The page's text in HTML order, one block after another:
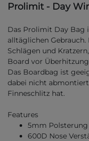
Prolimit - Day
Das Prolimit Day Bag
alltäglichen
Schlägen und
Board vor
Das Boardbag ist
dabei nicht
Finneschlitz hat.
Features
5mm Polsterung
600D Nose